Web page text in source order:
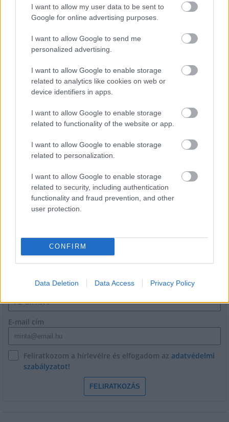
I want to allow my user data to be sent to
Google for online advertising purposes.
I want to allow Google to send me
personalized advertising.
I want to allow Google to enable storage
related to analytics like cookies on web or
device identifiers in apps.
I want to allow Google to enable storage
related to functionality of the website or app.
I want to allow Google to enable storage
related to personalization.
I want to allow Google to enable storage
related to security, including authentication
functionality and fraud prevention, and other
user protection.
CONFIRM
Data Deletion Data Access Privacy Policy
M1 bővítés: már zajlik a teljesen új
Bicske Kelet csomópont építése
Új gyalogosátkelők és jelzőlámpás
csomópont épül Angyalföldön
Másfélszeresére bővítik
Hódmezővásárhely jó hírű református
iskoláját
Látványos építési szakasz indult be a
Flórián téri felüljárón
E-mail cím
Feliratkozom a hírlevélre és elfogadom az adatvédelmi
szabályzatot!
FELIRATKOZÁS